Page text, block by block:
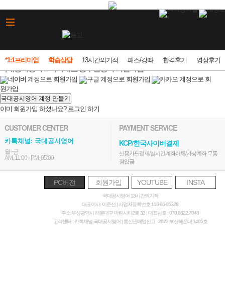
*1:1프리미엄 학습상담 13시간의기적 패스/강좌 합격후기 영상후기
국대공시영어 :: 국가대표 공무원영어 회원가입
네이버 계정으로 회원가입 구글 계정으로 회원가입
카카오 계정으로 회
원가입
국대공시영어 계정 만들기
이미 회원가입 하셨나요? 로그인 하기
CUSTOMER CENTER
카톡채널: 국대공시영어
월~금
AM. 11:00 - PM. 05:00
PAYMENT SERVICE
KCP/한국사이버결제
신용카드결제/실시간계좌이체/가상계좌 무통
장입금
PC버전 회원가입 YOUTUBE INSTA
국대공시영어 13시간의기적
대표이사: 이준선 | 사업자등록번호:118-96-05328
주소:부산광역시 해운대구 마린시티2로 33 | 대표번호 : 070.8822.7048
고객센터 : 카톡채널 국대공시영어 | 통신판매업신고 : 2022-부산해운대-1405호